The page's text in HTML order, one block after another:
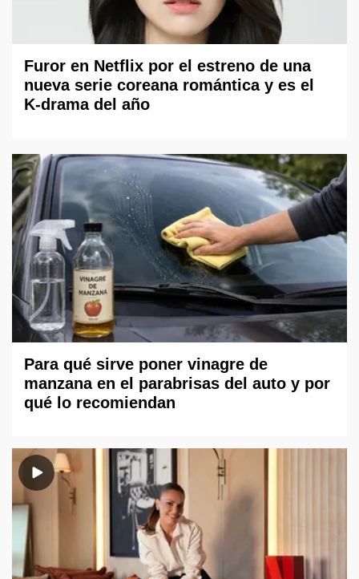
Furor en Netflix por el estreno de una
nueva serie coreana romántica y es el
K-drama del año
Para qué sirve poner vinagre de
manzana en el parabrisas del auto y por
qué lo recomiendan